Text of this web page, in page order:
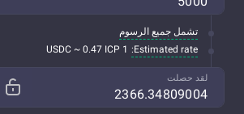
تشمل جميع الرسوم
Estimated rate:
1 USDC ~ 0.47 ICP
لقد حصلت